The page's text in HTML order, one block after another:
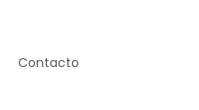
Contacto